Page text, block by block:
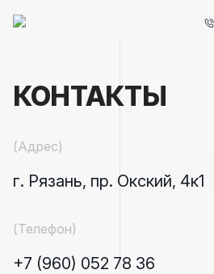
КОНТАКТЫ
(Адрес)
г. Рязань, пр. Окский, 4к1
(Телефон)
+7 (960) 052 78 36